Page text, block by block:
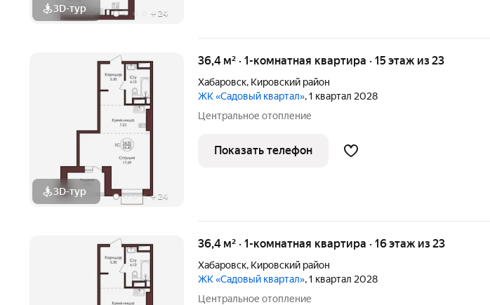
3D-тур + 24
3D-тур + 24
36,4 м² · 1-комнатная квартира · 15 этаж из 23
Хабаровск, Кировский район
ЖК «Садовый квартал», 1 квартал 2028
Центральное отопление
Показать телефон
36,4 м² · 1-комнатная квартира · 16 этаж из 23
Хабаровск, Кировский район
ЖК «Садовый квартал», 1 квартал 2028
Центральное отопление